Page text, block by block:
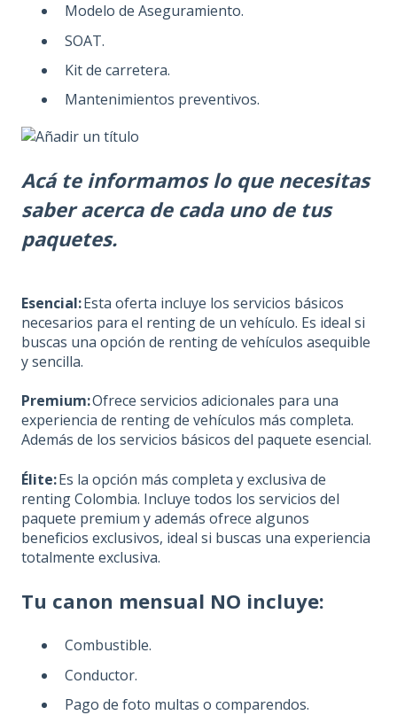
Modelo de Aseguramiento.
SOAT.
Kit de carretera.
Mantenimientos preventivos.
Acá te informamos lo que necesitas
saber acerca de cada uno de tus
paquetes.
Esencial:Esta oferta incluye los servicios básicos
necesarios para el renting de un vehículo. Es ideal si
buscas una opción de renting de vehículos asequible
y sencilla.
Premium:Ofrece servicios adicionales para una
experiencia de renting de vehículos más completa.
Además de los servicios básicos del paquete esencial.
Élite:Es la opción más completa y exclusiva de
renting Colombia. Incluye todos los servicios del
paquete premium y además ofrece algunos
beneficios exclusivos, ideal si buscas una experiencia
totalmente exclusiva.
Tu canon mensual NO incluye:
Combustible.
Conductor.
Pago de foto multas o comparendos.